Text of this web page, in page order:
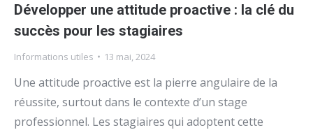
Développer une attitude proactive : la clé du
succès pour les stagiaires
Informations utiles 13 mai, 2024
Une attitude proactive est la pierre angulaire de la
réussite, surtout dans le contexte d’un stage
professionnel. Les stagiaires qui adoptent cette